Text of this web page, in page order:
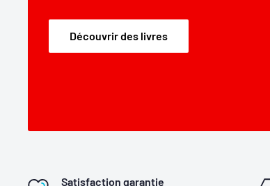
Découvrir des livres
Satisfaction garantie